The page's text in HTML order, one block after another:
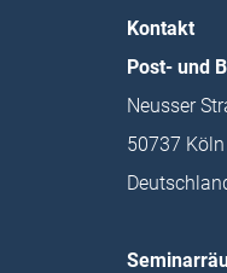
Kontakt
Post- und
Neusser
50737 Köln